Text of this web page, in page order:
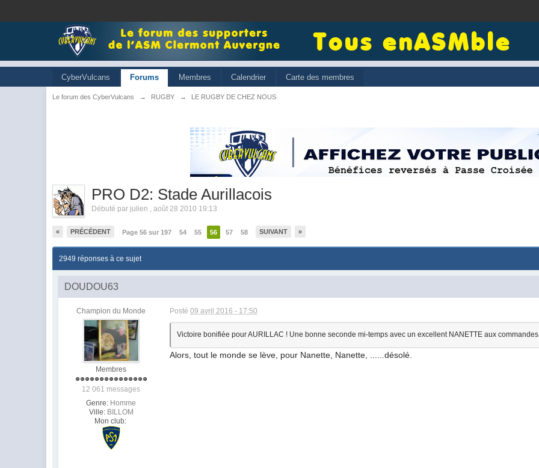
CyberVulcans Forums Membres Calendrier Carte des membres
Le forum des CyberVulcans → RUGBY → LE RUGBY DE CHEZ NOUS
PRO D2: Stade Aurillacois
Débuté par julien ,août 28 2010 19:13
« PRÉCÉDENT Page 56 sur 197 54 55 56 57 58 SUIVANT »
2949 réponses à ce sujet
DOUDOU63
Champion du Monde
Membres
12 061 messages
Genre: Homme
Ville: BILLOM
Mon club:
Posté09 avril 2016 - 17:50
Victoire bonifiée pour AURILLAC ! Une bonne seconde mi-temps avec un excellent NANETTE aux
Alors, tout le monde se lève, pour Nanette, Nanette, ......désolé.